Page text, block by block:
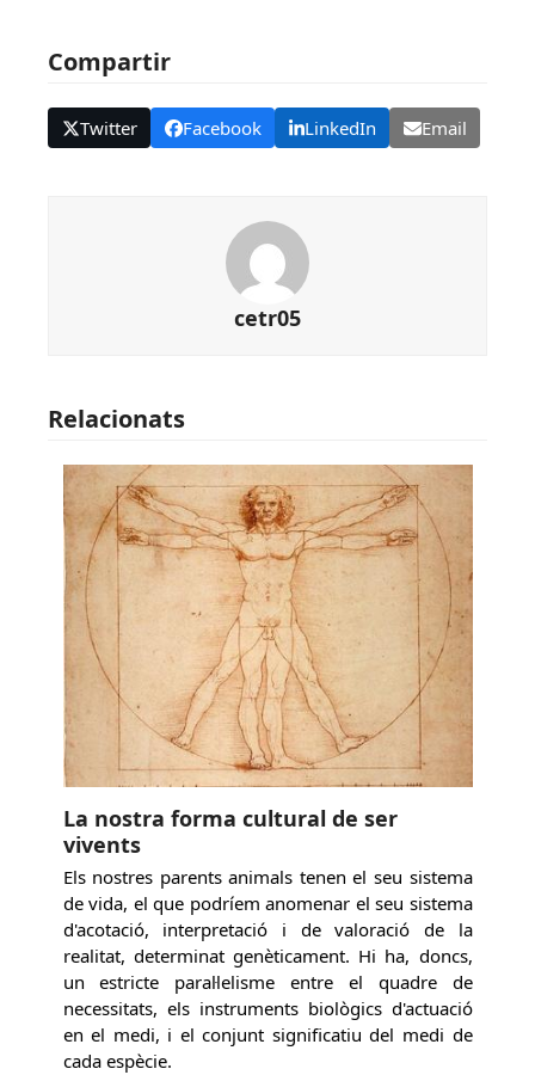
Compartir
Twitter Facebook LinkedIn Email
cetr05
Relacionats
La nostra forma cultural de ser
vivents
Els nostres parents animals tenen el seu sistema
de vida, el que podríem anomenar el seu sistema
d'acotació, interpretació i de valoració de la
realitat, determinat genèticament. Hi ha, doncs,
un estricte paral·lelisme entre el quadre de
necessitats, els instruments biològics d'actuació
en el medi, i el conjunt significatiu del medi de
cada espècie.